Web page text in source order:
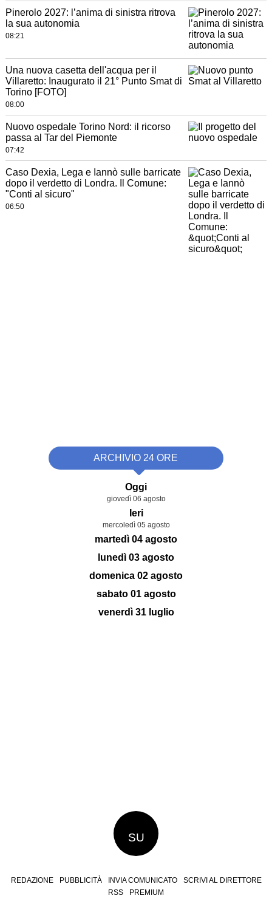
Pinerolo 2027: l’anima di sinistra ritrova
la sua autonomia
08:21
Una nuova casetta dell'acqua per il
Villaretto: Inaugurato il 21° Punto Smat di
Torino [FOTO]
08:00
Nuovo ospedale Torino Nord: il ricorso
passa al Tar del Piemonte
07:42
Caso Dexia, Lega e Iannò sulle barricate
dopo il verdetto di Londra. Il Comune:
"Conti al sicuro"
06:50
ARCHIVIO 24 ORE
Oggi
giovedì 06 agosto
Ieri
mercoledì 05 agosto
martedì 04 agosto
lunedì 03 agosto
domenica 02 agosto
sabato 01 agosto
venerdì 31 luglio
SU
REDAZIONE PUBBLICITÀ INVIA COMUNICATO
SCRIVI AL DIRETTORE
RSS
PREMIUM